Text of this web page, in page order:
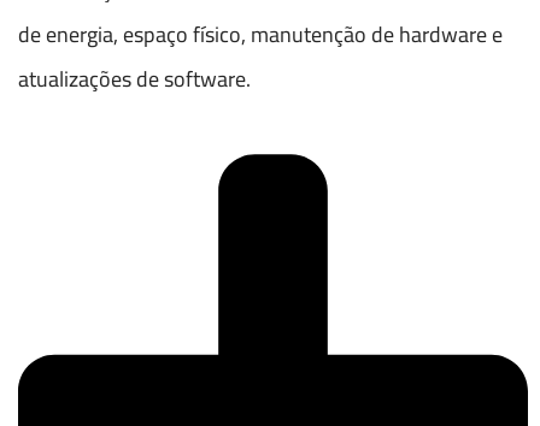
de energia, espaço físico, manutenção de hardware e
atualizações de software.